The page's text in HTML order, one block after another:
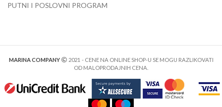
PUTNI I POSLOVNI PROGRAM
MARINA COMPANY 2021 - CENE NA ONLINE SHOP-U SE MOGU RAZLIKOVATI
OD MALOPRODAJNIH CENA.